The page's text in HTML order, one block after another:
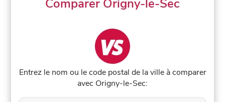
Comparer Origny-le-Sec
Entrez le nom ou le code postal de la ville à comparer
avec Origny-le-Sec: